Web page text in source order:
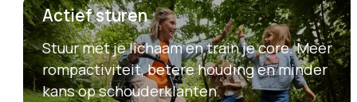
Actief sturen
Stuur met je lichaam en train je core. Meer
rompactiviteit, betere houding en minder
kans op schouderklanten.